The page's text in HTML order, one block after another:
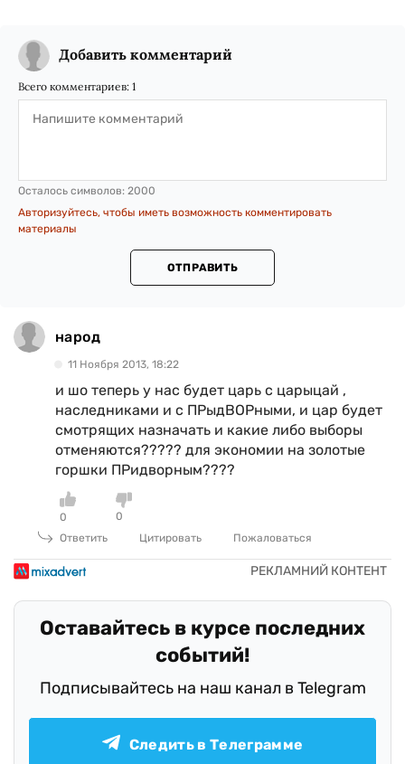
Добавить комментарий
Всего комментариев: 1
Осталось символов: 2000
Авторизуйтесь, чтобы иметь возможность комментировать
материалы
ОТПРАВИТЬ
народ
11 Ноября 2013, 18:22
и шо теперь у нас будет царь с царыцай ,
наследниками и с ПРыдВОРными, и цар будет
смотрящих назначать и какие либо выборы
отменяются????? для экономии на золотые
горшки ПРидворным????
0
0
Ответить
Цитировать Пожаловаться
Оставайтесь в курсе последних
событий!
Подписывайтесь на наш канал в Telegram
Следить в Телеграмме